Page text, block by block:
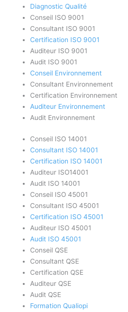
Diagnostic Qualité
Conseil ISO 9001
Consultant ISO 9001
Certification ISO 9001
Auditeur ISO 9001
Audit ISO 9001
Conseil Environnement
Consultant Environnement
Certification Environnement
Auditeur Environnement
Audit Environnement
Conseil ISO 14001
Consultant ISO 14001
Certification ISO 14001
Auditeur ISO14001
Audit ISO 14001
Conseil ISO 45001
Consultant ISO 45001
Certification ISO 45001
Auditeur ISO 45001
Audit ISO 45001
Conseil QSE
Consultant QSE
Certification QSE
Auditeur QSE
Audit QSE
Formation Qualiopi